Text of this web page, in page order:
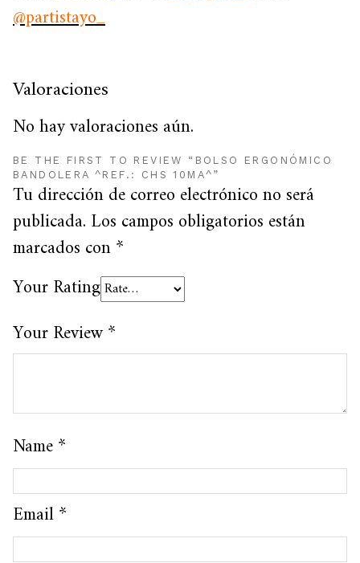
@partistayo_
Valoraciones
No hay valoraciones aún.
BE THE FIRST TO REVIEW “BOLSO ERGONÓMICO
BANDOLERA ^REF.: CHS 10MA^”
Tu dirección de correo electrónico no será
publicada. Los campos obligatorios están
marcados con*
Your Rating
Your Review*
Name*
Email*